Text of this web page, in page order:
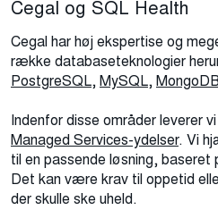
Cegal og SQL Health
Cegal har høj ekspertise og
række databaseteknologier
PostgreSQL,MySQL,MongoDB
Indenfor disse områder leverer
Managed Services-ydelser. Vi
til en passende løsning, baseret
Det kan være krav til oppetid
der skulle ske uheld.